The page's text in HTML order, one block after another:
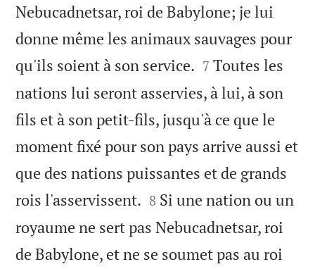
Nebucadnetsar, roi de Babylone; je lui
donne même les animaux sauvages pour
qu'ils soient à son service. 

7 Toutes les
nations lui seront asservies, à lui, à son
fils et à son petit-fils, jusqu'à ce que le
moment fixé pour son pays arrive aussi et
que des nations puissantes et de grands
rois l'asservissent. 

8 Si une nation ou un
royaume ne sert pas Nebucadnetsar, roi
de Babylone, et ne se soumet pas au roi